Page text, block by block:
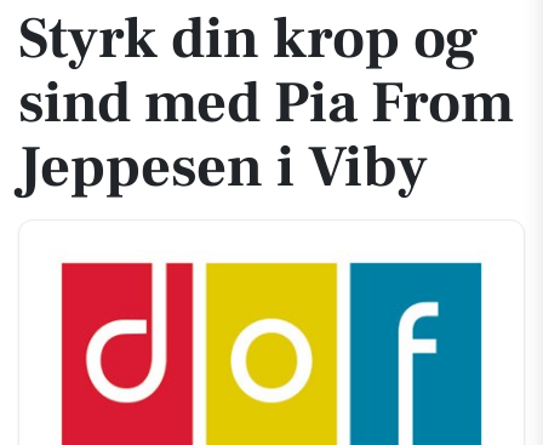
Styrk din krop og
sind med Pia From
Jeppesen i Viby